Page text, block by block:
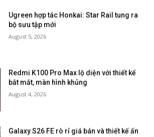
Ugreen hợp tác Honkai: Star Rail tung ra
bộ sưu tập mới
August 5, 2026
Redmi K100 Pro Max lộ diện với thiết kế
bắt mắt, màn hình khủng
August 4, 2026
Galaxy S26 FE rò rỉ giá bán và thiết kế ấn